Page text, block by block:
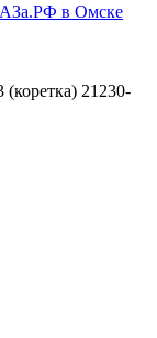
в Омске
21230-